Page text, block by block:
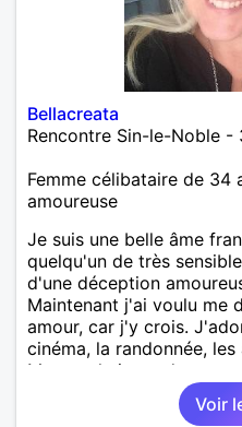
Bellacreata
Rencontre Sin-le-Noble -
Femme célibataire de 34
amoureuse
Je suis une belle âme
quelqu'un de très
d'une déception
Maintenant j'ai voulu me
amour, car j'y crois.
cinéma, la randonnée,
Mon souhait est de
vais construire une belle
basée sur la confiance et
Voir